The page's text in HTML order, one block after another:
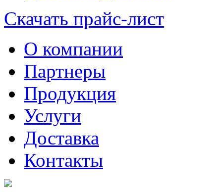
Скачать прайс-лист
О компании
Партнеры
Продукция
Услуги
Доставка
Контакты